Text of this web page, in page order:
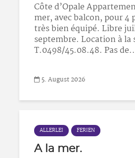
Côte d’Opale
mer, avec balcon, pour 4
très bien équipé. Libre
septembre. Location à la
T.0498/45.08.48. Pas
5. August 2026
ALLERLEI FERIEN
A la mer.